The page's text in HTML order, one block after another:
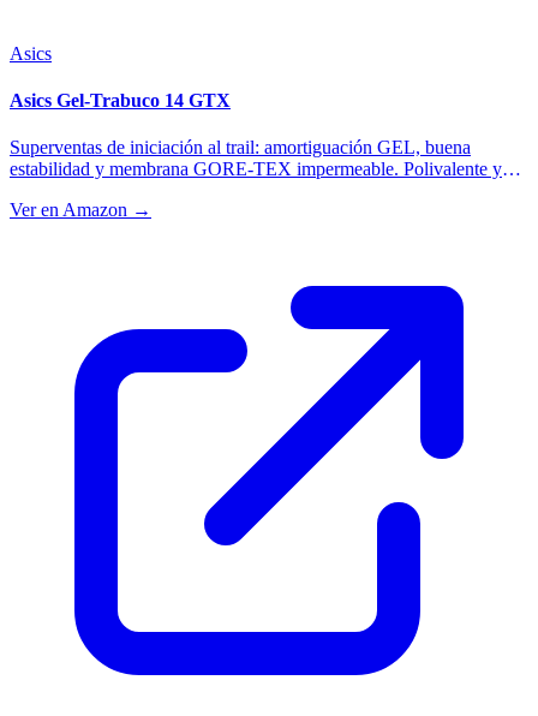
Asics
Asics Gel-Trabuco 14 GTX
Superventas de iniciación al trail: amortiguación GEL, buena
estabilidad y membrana GORE-TEX impermeable. Polivalente y
Ver en Amazon →